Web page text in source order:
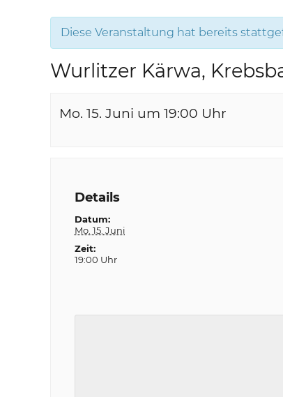
Diese Veranstaltung hat bereits
Wurlitzer Kärwa,
Mo. 15. Juni um 19:00 Uhr
Details
Datum:
Mo. 15. Juni
Zeit:
19:00 Uhr